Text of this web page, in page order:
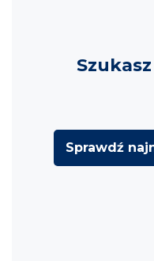
Sprawdź